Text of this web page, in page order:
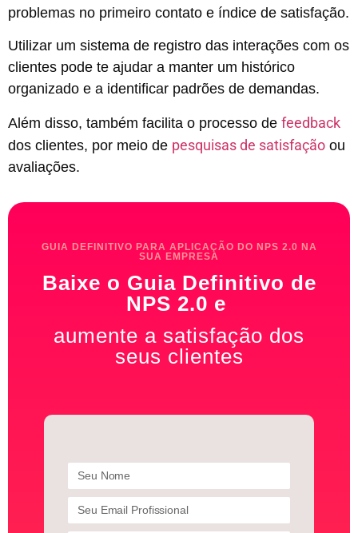
problemas no primeiro contato e índice de satisfação.
Utilizar um sistema de registro das interações com os
clientes pode te ajudar a manter um histórico
organizado e a identificar padrões de demandas.
Além disso, também facilita o processo de feedback
dos clientes, por meio de pesquisas de satisfação ou
avaliações.
GUIA DEFINITIVO PARA APLICAÇÃO DO NPS 2.0 NA
SUA EMPRESA
Baixe o Guia Definitivo de
NPS 2.0 e
aumente a satisfação dos
seus clientes